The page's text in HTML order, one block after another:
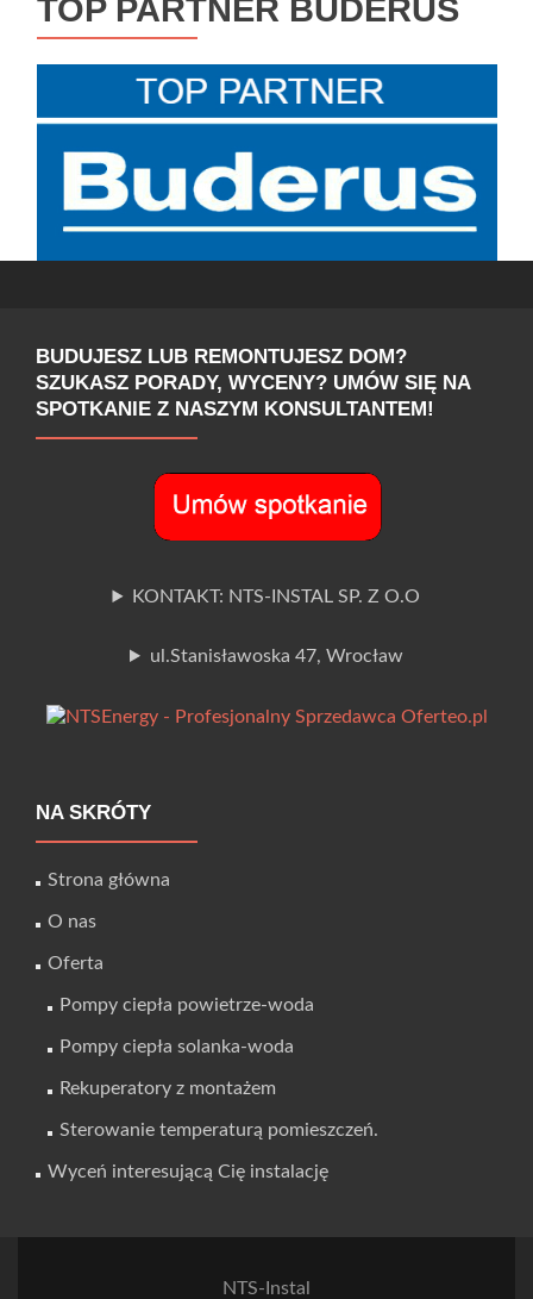
TOP PARTNER BUDERUS
BUDUJESZ LUB REMONTUJESZ DOM?
SZUKASZ PORADY, WYCENY? UMÓW SIĘ NA
SPOTKANIE Z NASZYM KONSULTANTEM!
KONTAKT: NTS-INSTAL SP. Z O.O
ul.Stanisławoska 47, Wrocław
NA SKRÓTY
Strona główna
O nas
Oferta
Pompy ciepła powietrze-woda
Pompy ciepła solanka-woda
Rekuperatory z montażem
Sterowanie temperaturą pomieszczeń.
Wyceń interesującą Cię instalację
NTS-Instal